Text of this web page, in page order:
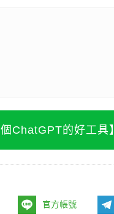
ChatGPT的好工具
官方帳號